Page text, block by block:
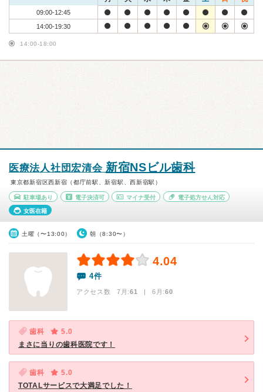
09:00-12:45
14:00-19:30
14:00-18:00
医療法人社団宏清会 新宿NSビル歯科
東京都新宿区西新宿（都庁前駅、新宿駅、西新宿駅）
駐車場あり 電子決済可 マイナ受付 電子処方せん対応
女医在籍
土曜（〜13:00） 朝（8:30〜）
4.04
4件
アクセス数 7月:61 | 6月:60
歯科
5.0
まさに当りの歯科医院です！
歯科
5.0
TOTALサービスで大満足でした！